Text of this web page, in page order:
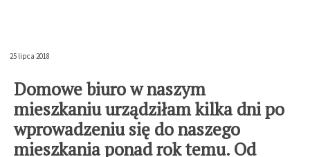
25 lipca 2018
Domowe biuro w naszym
mieszkaniu urządziłam kilka dni po
wprowadzeniu się do naszego
mieszkania ponad rok temu. Od